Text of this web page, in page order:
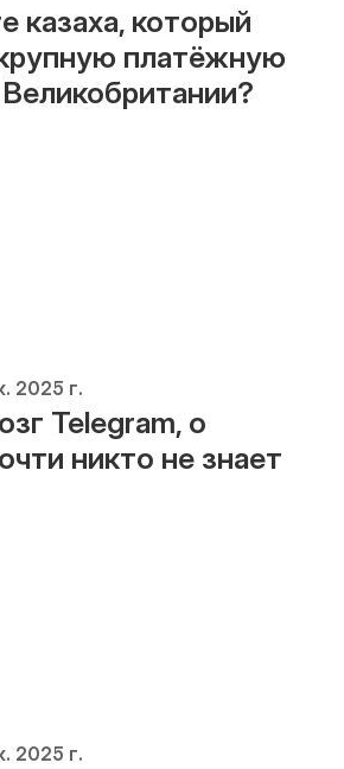
казаха, который
платёжную
2025 г.
Telegram, о
никто не знает
2025 г.